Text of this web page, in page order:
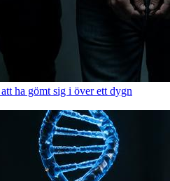
ha gömt sig i över ett dygn